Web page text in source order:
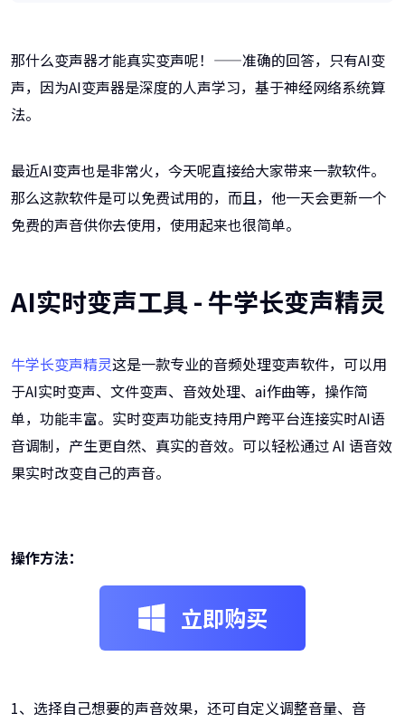
那什么变声器才能真实变声呢！——准确的回答，只有AI变
声，因为AI变声器是深度的人声学习，基于神经网络系统算
法。
最近AI变声也是非常火，今天呢直接给大家带来一款软件。
那么这款软件是可以免费试用的，而且，他一天会更新一个
免费的声音供你去使用，使用起来也很简单。
AI实时变声工具 - 牛学长变声精灵
牛学长变声精灵这是一款专业的音频处理变声软件，可以用
于AI实时变声、文件变声、音效处理、ai作曲等，操作简
单，功能丰富。实时变声功能支持用户跨平台连接实时AI语
音调制，产生更自然、真实的音效。可以轻松通过 AI 语音效
果实时改变自己的声音。
操作方法：
立即购买
1、选择自己想要的声音效果，还可自定义调整音量、音